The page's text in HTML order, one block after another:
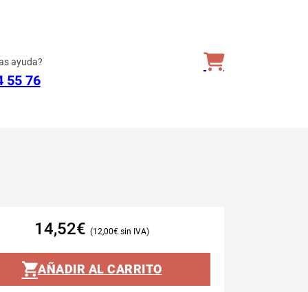
ayuda?
55 76
14,52€ 12,00€
AÑADIR AL CARRITO